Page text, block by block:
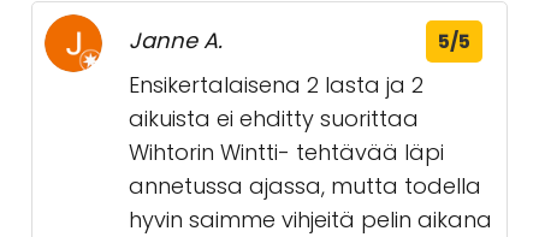
Janne A. 5/5
Ensikertalaisena 2 lasta ja 2
aikuista ei ehditty suorittaa
Wihtorin Wintti- tehtävää läpi
annetussa ajassa, mutta todella
hyvin saimme vihjeitä pelin aikana